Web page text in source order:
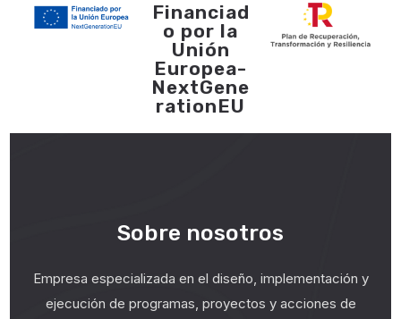
Financiad
o por la
Unión
Europea-
NextGene
rationEU
Sobre nosotros
Empresa especializada en el diseño, implementación y
ejecución de programas, proyectos y acciones de